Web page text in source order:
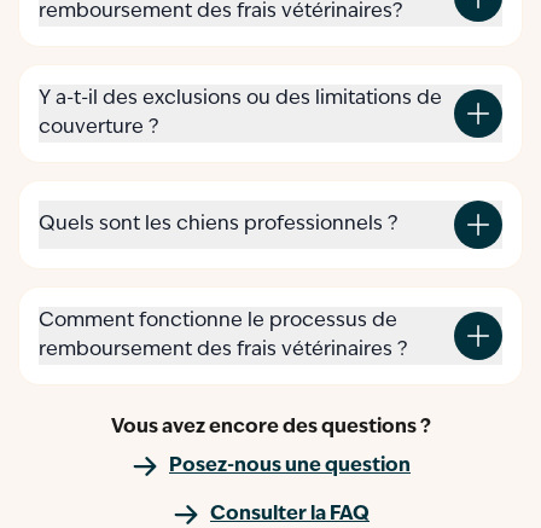
remboursement des frais vétérinaires?
Y a-t-il des exclusions ou des limitations de
couverture ?
Quels sont les chiens professionnels ?
Comment fonctionne le processus de
remboursement des frais vétérinaires ?
Vous avez encore des questions ?
Posez-nous une question
Consulter la FAQ